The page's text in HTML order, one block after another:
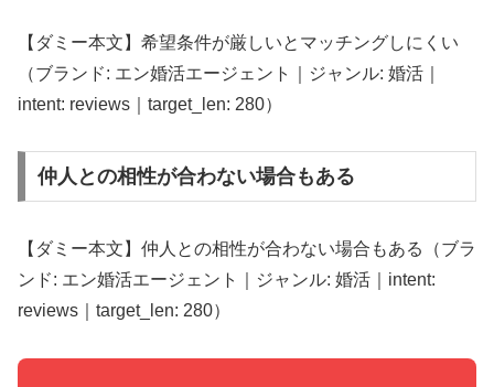
【ダミー本文】希望条件が厳しいとマッチングしにくい
（ブランド: エン婚活エージェント｜ジャンル: 婚活｜
intent: reviews｜target_len: 280）
仲人との相性が合わない場合もある
【ダミー本文】仲人との相性が合わない場合もある（ブラ
ンド: エン婚活エージェント｜ジャンル: 婚活｜intent:
reviews｜target_len: 280）